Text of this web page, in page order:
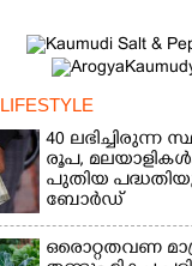
LIFESTYLE
40 ലഭിച്ചിരുന്ന
രൂപ,
പുതിയ
ബോർഡ്
ഒരൊറ്റതവണ
Share this link